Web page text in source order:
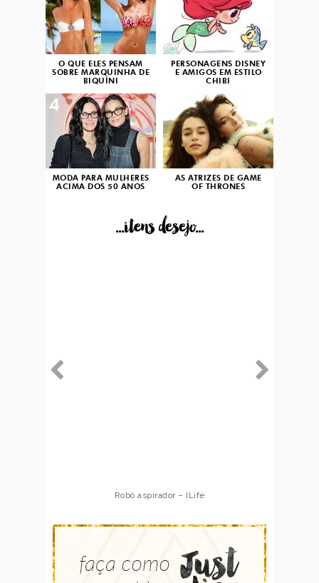
O QUE ELES PENSAM
SOBRE MARQUINHA DE
BIQUÍNI
PERSONAGENS DISNEY
E AMIGOS EM ESTILO
CHIBI
MODA PARA MULHERES
ACIMA DOS 50 ANOS
4
AS ATRIZES DE GAME
OF THRONES
...itens desejo...
Robô aspirador – ILife